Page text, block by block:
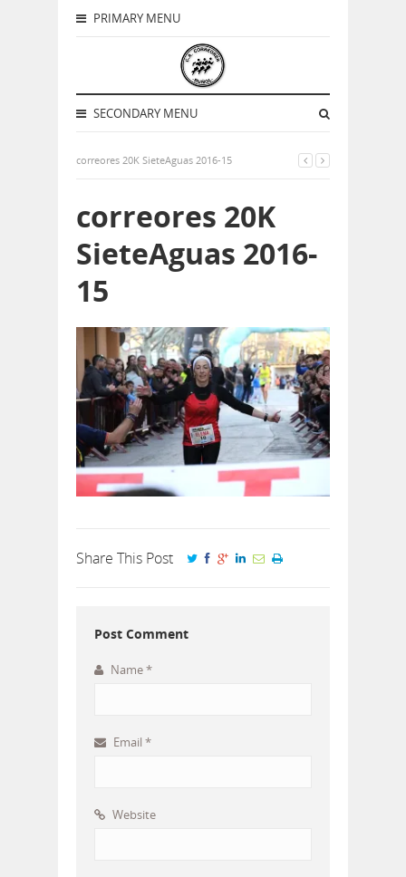
PRIMARY MENU
SECONDARY MENU
correores 20K SieteAguas 2016-15
correores 20K
SieteAguas 2016-
15
Share This Post
Post Comment
Name*
Email *
Website